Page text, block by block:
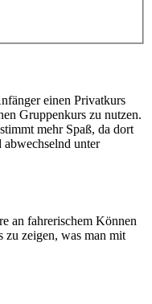
einen Privatkurs
Gruppenkurs zu nutzen.
mehr Spaß, da dort
unter
an fahrerischem Können
zeigen, was man mit